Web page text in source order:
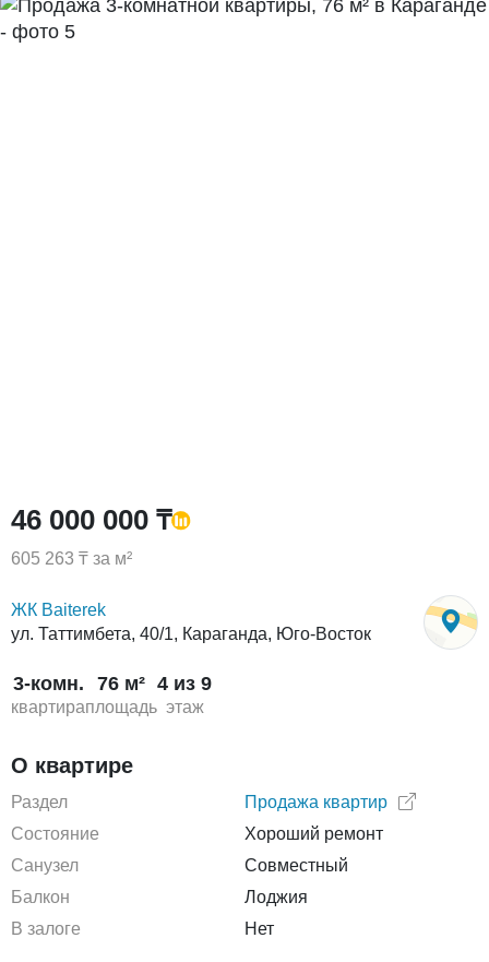
46 000 000 ₸
605 263 ₸ за м²
ЖК Baiterek
ул. Таттимбета, 40/1, Караганда, Юго-Восток
3-комн.
квартира
76 м²
площадь
4 из 9
этаж
О квартире
Раздел
Продажа квартир
Состояние
Хороший ремонт
Санузел
Совместный
Балкон
Лоджия
В залоге
Нет